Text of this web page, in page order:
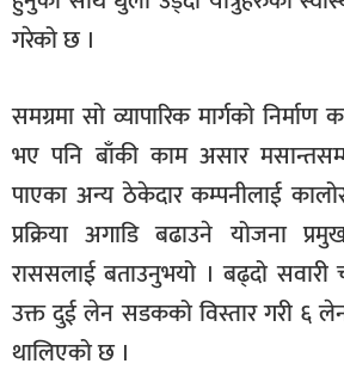
गरेको छ ।
समग्रमा सो व्यापारिक मार्गको निर्माण
भए पनि बाँकी काम असार
पाएका अन्य ठेकेदार कम्पनीलाई
प्रक्रिया अगाडि बढाउने योजना
राससलाई बताउनुभयो । बढ्दो सवारी
उक्त दुई लेन सडकको विस्तार गरी ६
थालिएको छ ।